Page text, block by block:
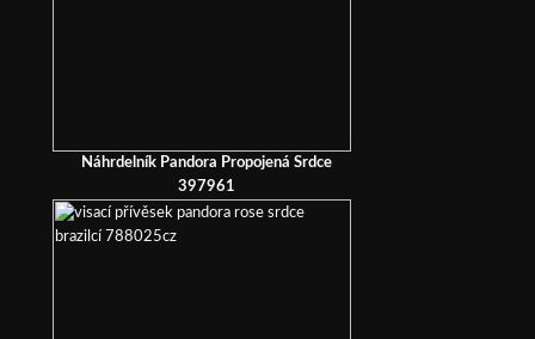
Náhrdelník Pandora Propojená Srdce
397961